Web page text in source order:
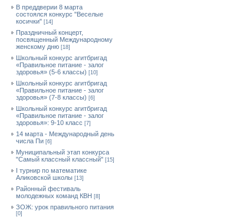
В преддверии 8 марта
состоялся конкурс "Веселые
косички" [14]
Праздничный концерт,
посвященный Международному
женскому дню [18]
Школьный конкурс агитбригад
«Правильное питание - залог
здоровья» (5-6 классы) [10]
Школьный конкурс агитбригад
«Правильное питание - залог
здоровья» (7-8 классы) [6]
Школьный конкурс агитбригад
«Правильное питание - залог
здоровья»: 9-10 класс [7]
14 марта - Международный день
числа Пи [6]
Муниципальный этап конкурса
"Самый классный классный" [15]
I турнир по математике
Аликовской школы [13]
Районный фестиваль
молодежных команд КВН [8]
ЗОЖ: урок правильного питания
[0]